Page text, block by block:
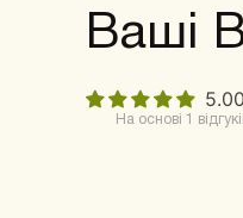
Ваші
На основі 1